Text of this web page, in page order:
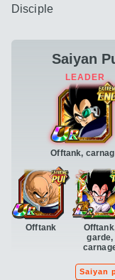
Disciple
Saiyan
Offtank,
Offtank
garde,
Saiyan